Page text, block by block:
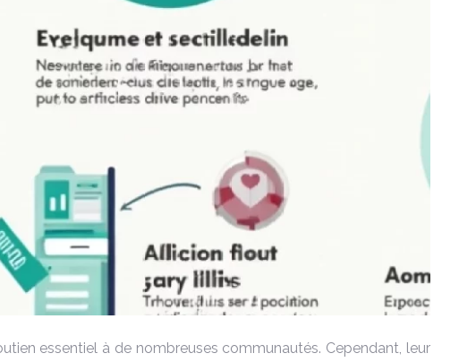
essentiel à de nombreuses communautés. Cependant, leur